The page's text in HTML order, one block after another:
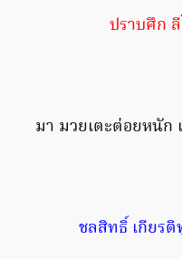
ปราบศึก
เค
มา มวยเตะต่อยหนัก
ชลสิทธิ์ เกียร